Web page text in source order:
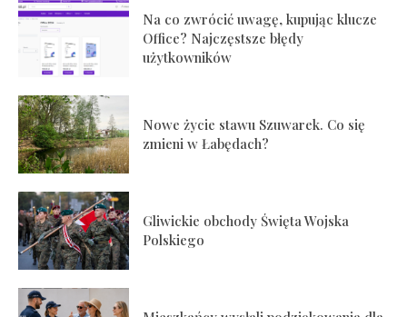
Na co zwrócić uwagę, kupując klucze
Office? Najczęstsze błędy
użytkowników
Nowe życie stawu Szuwarek. Co się
zmieni w Łabędach?
Gliwickie obchody Święta Wojska
Polskiego